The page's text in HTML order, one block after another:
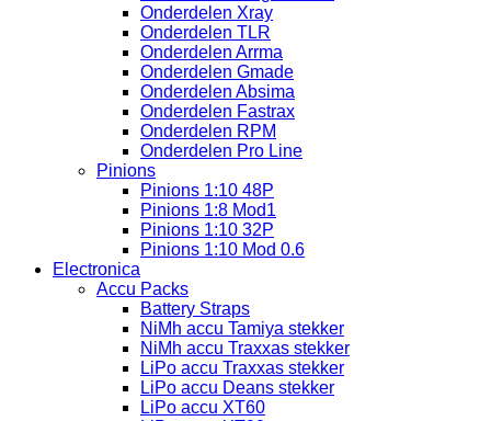
Onderdelen Xray
Onderdelen TLR
Onderdelen Arrma
Onderdelen Gmade
Onderdelen Absima
Onderdelen Fastrax
Onderdelen RPM
Onderdelen Pro Line
Pinions
Pinions 1:10 48P
Pinions 1:8 Mod1
Pinions 1:10 32P
Pinions 1:10 Mod 0.6
Electronica
Accu Packs
Battery Straps
NiMh accu Tamiya stekker
NiMh accu Traxxas stekker
LiPo accu Traxxas stekker
LiPo accu Deans stekker
LiPo accu XT60